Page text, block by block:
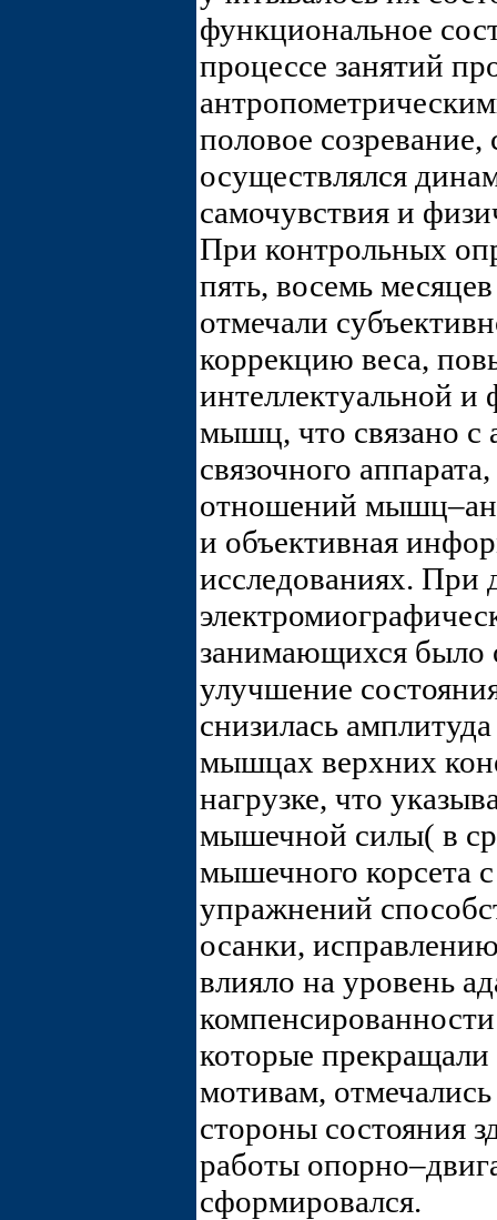
функциональное
процессе занятий
половое
осуществлялся
самочувствия и
При контрольных
пять, восемь
отмечали
коррекцию веса,
интеллектуальной и
мышц, что связано с
связочного
отношений
и объективная
исследованиях. При
занимающихся было
улучшение
снизилась
мышцах верхних
нагрузке, что
мышечной силы( в
мышечного корсета
упражнений
осанки,
влияло на уровень
которые
мотивам,
стороны состояния
работы
сформировался.